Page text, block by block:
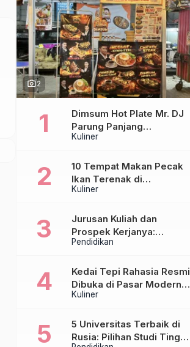
photo_camera2
Kuliner
Dimsum Hot Plate Mr. DJ
Parung Panjang
Luncurkan DJ Steak,
Orisinal di Atas Hot Plate
Kuliner
10 Tempat Makan Pecak
Ikan Terenak di
Tangerang & Jakarta,
Pendidikan
Jurusan Kuliah dan
Prospek Kerjanya:
Panduan Lengkap untuk
Kuliner
Kedai Tepi Rahasia Resmi
Dibuka di Pasar Modern
Sentraland Parung
Sambal Rempah Formula
Tepi Rahasia
5 Universitas Terbaik di
Rusia: Pilihan Studi Tinggi